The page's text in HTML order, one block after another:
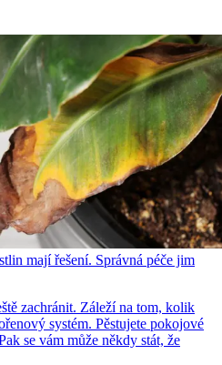
mají řešení. Správná péče jim
zachránit. Záleží na tom, kolik
systém. Pěstujete pokojové
se vám může někdy stát, že